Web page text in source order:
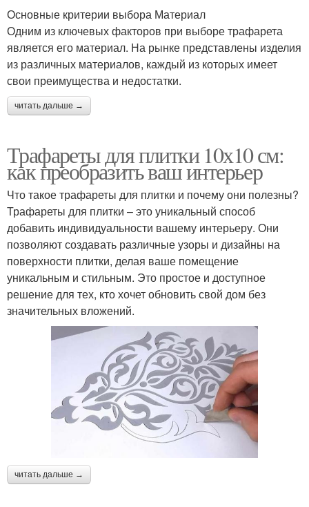
Основные критерии выбора Материал
Одним из ключевых факторов при выборе трафарета
является его материал. На рынке представлены изделия
из различных материалов, каждый из которых имеет
свои преимущества и недостатки.
читать дальше →
Трафареты для плитки 10х10 см:
как преобразить ваш интерьер
Что такое трафареты для плитки и почему они полезны?
Трафареты для плитки – это уникальный способ
добавить индивидуальности вашему интерьеру. Они
позволяют создавать различные узоры и дизайны на
поверхности плитки, делая ваше помещение
уникальным и стильным. Это простое и доступное
решение для тех, кто хочет обновить свой дом без
значительных вложений.
читать дальше →